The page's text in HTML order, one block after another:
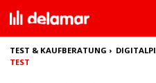
TEST & KAUFBERATUNG ›
TEST